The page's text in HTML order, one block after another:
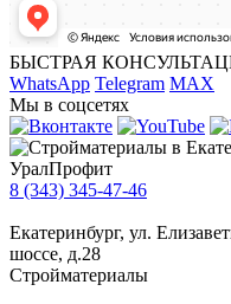
БЫСТРАЯ
WhatsApp Telegram MAX
Мы в соцсетях
8 (343) 345-47-46
Екатеринбург, ул.
шоссе, д.28
Стройматериалы